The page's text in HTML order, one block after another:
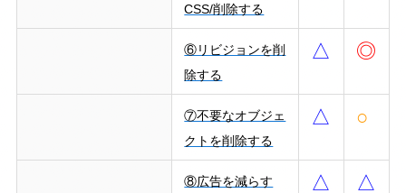
CSS/削除する
⑥リビジョンを削
除する
△ ◎
⑦不要なオブジェ
クトを削除する
△ ○
⑧広告を減らす △ △